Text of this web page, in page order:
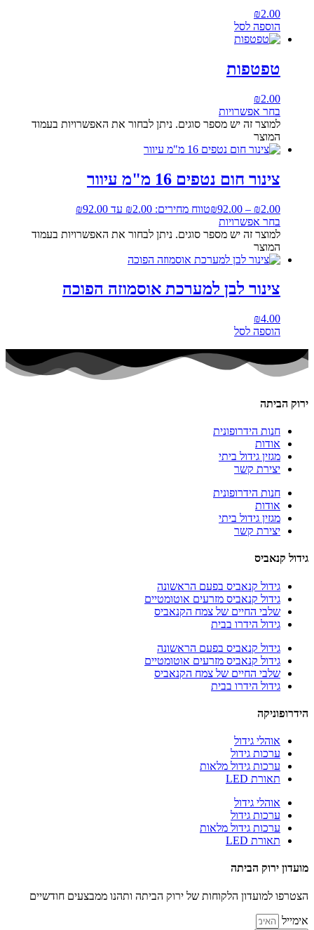
₪2.00
הוספה לסל
טפטפות
₪2.00
בחר אפשרויות
למוצר זה יש מספר סוגים. ניתן לבחור את האפשרויות בעמוד
המוצר
צינור חום נטפים 16 מ"מ עיוור
₪2.00
–
₪92.00
טווח מחירים: ⁦₪2.00⁩ עד ⁦₪92.00⁩
בחר אפשרויות
למוצר זה יש מספר סוגים. ניתן לבחור את האפשרויות בעמוד
המוצר
צינור לבן למערכת אוסמוזה הפוכה
₪4.00
הוספה לסל
ירוק הביתה
חנות הידרופונית
אודות
מגזין גידול ביתי
יצירת קשר
חנות הידרופונית
אודות
מגזין גידול ביתי
יצירת קשר
גידול קנאביס
גידול קנאביס בפעם הראשונה
גידול קנאביס מזרעים אוטומטיים
שלבי החיים של צמח הקנאביס
גידול הידרו בבית
גידול קנאביס בפעם הראשונה
גידול קנאביס מזרעים אוטומטיים
שלבי החיים של צמח הקנאביס
גידול הידרו בבית
הידרופוניקה
אוהלי גידול
ערכות גידול
ערכות גידול מלאות
תאורת LED
אוהלי גידול
ערכות גידול
ערכות גידול מלאות
תאורת LED
מועדון ירוק הביתה
הצטרפו למועדון הלקוחות של ירוק הביתה ותהנו ממבצעים חודשיים
אימייל